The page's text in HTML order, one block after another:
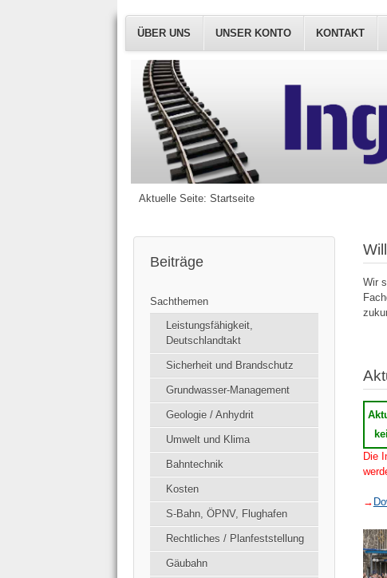
ÜBER UNS UNSER KONTO KONTAKT
Aktuelle Seite: Startseite
Beiträge
Sachthemen
Leistungsfähigkeit,
Deutschlandtakt
Sicherheit und Brandschutz
Grundwasser-Management
Geologie / Anhydrit
Umwelt und Klima
Bahntechnik
Kosten
S-Bahn, ÖPNV, Flughafen
Rechtliches / Planfeststellung
Gäubahn
Wir
Die
→